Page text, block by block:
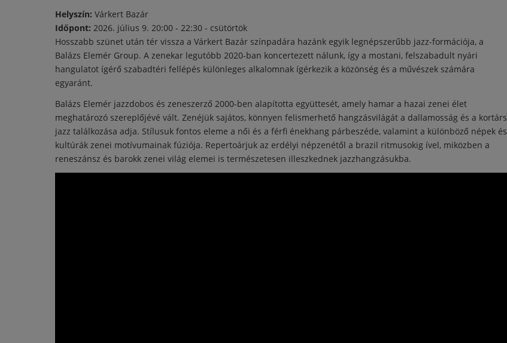
Helyszín: Várkert Bazár
Időpont: 2026. július 9. 20:00 - 22:30 - csütörtök
Hosszabb szünet után tér vissza a Várkert Bazár színpadára hazánk egyik legnépszerűbb jazz-formációja, a
Balázs Elemér Group. A zenekar legutóbb 2020-ban koncertezett nálunk, így a mostani, felszabadult nyári
hangulatot ígérő szabadtéri fellépés különleges alkalomnak ígérkezik a közönség és a művészek számára
egyaránt.
Balázs Elemér jazzdobos és zeneszerző 2000-ben alapította együttesét, amely hamar a hazai zenei élet
meghatározó szereplőjévé vált. Zenéjük sajátos, könnyen felismerhető hangzásvilágát a dallamosság és a kortárs
jazz találkozása adja. Stílusuk fontos eleme a női és a férfi énekhang párbeszéde, valamint a különböző népek és
kultúrák zenei motívumainak fúziója. Repertoárjuk az erdélyi népzenétől a brazil ritmusokig ível, miközben a
reneszánsz és barokk zenei világ elemei is természetesen illeszkednek jazzhangzásukba.